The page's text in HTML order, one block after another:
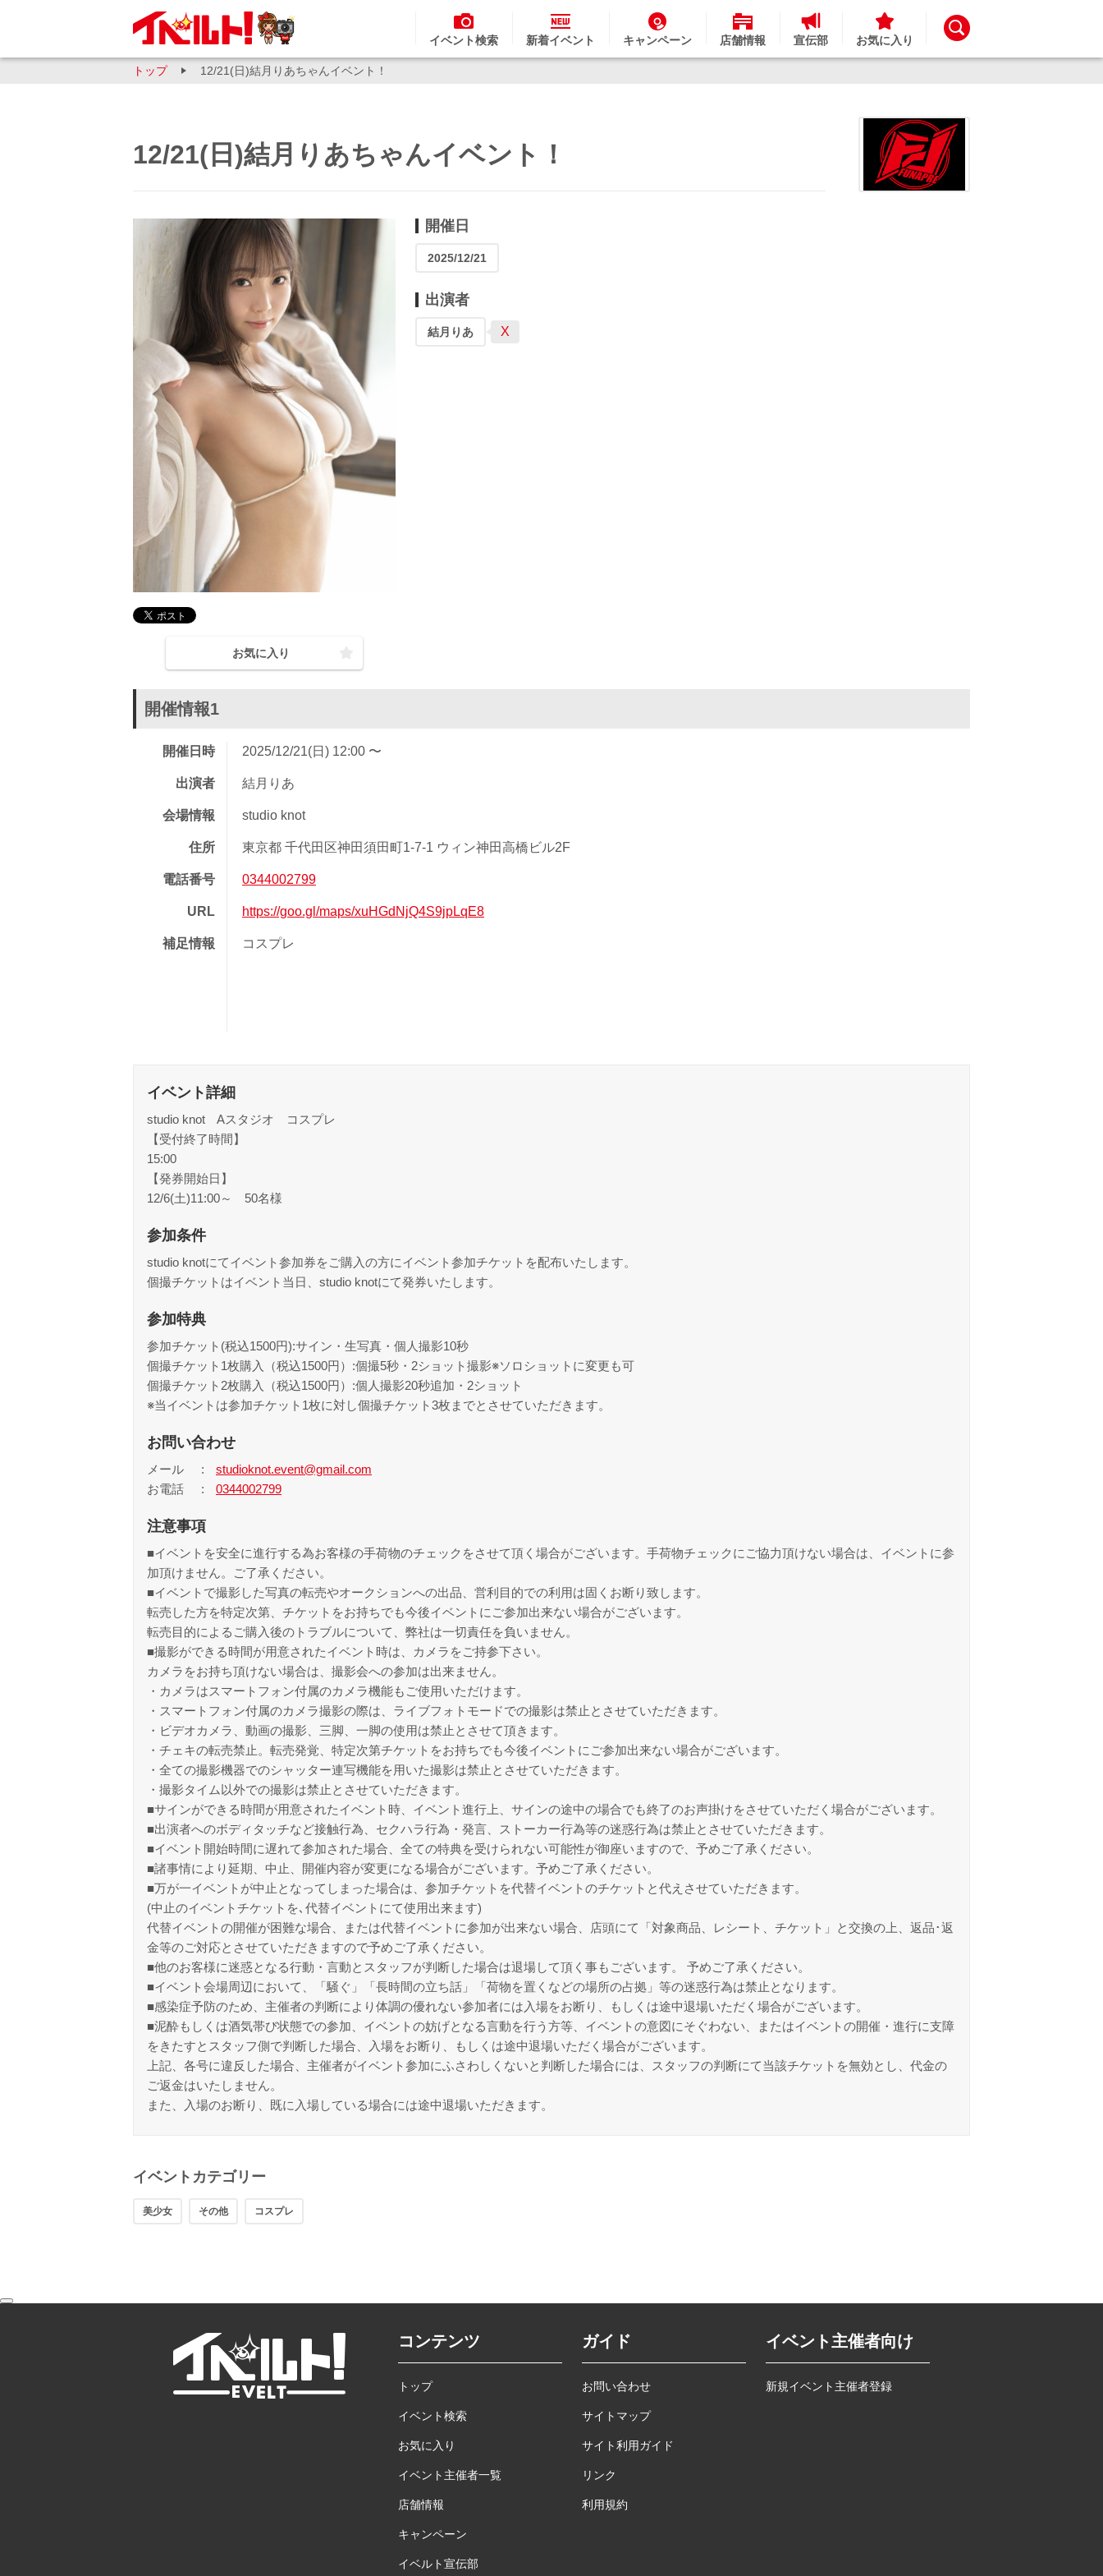
イベント検索 新着イベント キャンペーン 店舗情報 宣伝部 お気に入り
トップ 12/21(日)結月りあちゃんイベント！
12/21(日)結月りあちゃんイベント！
お気に入り
開催日
2025/12/21
出演者
結月りあ X
開催情報1
開催日時 2025/12/21(日) 12:00 〜
出演者 結月りあ
会場情報 studio knot
住所 東京都 千代田区神田須田町1-7-1 ウィン神田高橋ビル2F
電話番号 0344002799
URL https://goo.gl/maps/xuHGdNjQ4S9jpLqE8
補足情報 コスプレ
イベント詳細
studio knot Aスタジオ コスプレ
【受付終了時間】
15:00
【発券開始日】
12/6(土)11:00～ 50名様
参加条件
studio knotにてイベント参加券をご購入の方にイベント参加チケットを配布いたします。
個撮チケットはイベント当日、studio knotにて発券いたします。
参加特典
参加チケット(税込1500円):サイン・生写真・個人撮影10秒
個撮チケット1枚購入（税込1500円）:個撮5秒・2ショット撮影※ソロショットに変更も可
個撮チケット2枚購入（税込1500円）:個人撮影20秒追加・2ショット
※当イベントは参加チケット1枚に対し個撮チケット3枚までとさせていただきます。
お問い合わせ
メール
studioknot.event@gmail.com
お電話
0344002799
注意事項
■イベントを安全に進行する為お客様の手荷物のチェックをさせて頂く場合がございます。手荷物チェックにご協力頂けない場合は、イベントに参
加頂けません。ご了承ください。
■イベントで撮影した写真の転売やオークションへの出品、営利目的での利用は固くお断り致します。
転売した方を特定次第、チケットをお持ちでも今後イベントにご参加出来ない場合がございます。
転売目的によるご購入後のトラブルについて、弊社は一切責任を負いません。
■撮影ができる時間が用意されたイベント時は、カメラをご持参下さい。
カメラをお持ち頂けない場合は、撮影会への参加は出来ません。
・カメラはスマートフォン付属のカメラ機能もご使用いただけます。
・スマートフォン付属のカメラ撮影の際は、ライブフォトモードでの撮影は禁止とさせていただきます。
・ビデオカメラ、動画の撮影、三脚、一脚の使用は禁止とさせて頂きます。
・チェキの転売禁止。転売発覚、特定次第チケットをお持ちでも今後イベントにご参加出来ない場合がございます。
・全ての撮影機器でのシャッター連写機能を用いた撮影は禁止とさせていただきます。
・撮影タイム以外での撮影は禁止とさせていただきます。
■サインができる時間が用意されたイベント時、イベント進行上、サインの途中の場合でも終了のお声掛けをさせていただく場合がございます。
■出演者へのボディタッチなど接触行為、セクハラ行為・発言、ストーカー行為等の迷惑行為は禁止とさせていただきます。
■イベント開始時間に遅れて参加された場合、全ての特典を受けられない可能性が御座いますので、予めご了承ください。
■諸事情により延期、中止、開催内容が変更になる場合がございます。予めご了承ください。
■万が一イベントが中止となってしまった場合は、参加チケットを代替イベントのチケットと代えさせていただきます。
(中止のイベントチケットを､代替イベントにて使用出来ます)
代替イベントの開催が困難な場合、または代替イベントに参加が出来ない場合、店頭にて「対象商品、レシート、チケット」と交換の上、返品･返
金等のご対応とさせていただきますので予めご了承ください。
■他のお客様に迷惑となる行動・言動とスタッフが判断した場合は退場して頂く事もございます。 予めご了承ください。
■イベント会場周辺において、「騒ぐ」「長時間の立ち話」「荷物を置くなどの場所の占拠」等の迷惑行為は禁止となります。
■感染症予防のため、主催者の判断により体調の優れない参加者には入場をお断り、もしくは途中退場いただく場合がございます。
■泥酔もしくは酒気帯び状態での参加、イベントの妨げとなる言動を行う方等、イベントの意図にそぐわない、またはイベントの開催・進行に支障
をきたすとスタッフ側で判断した場合、入場をお断り、もしくは途中退場いただく場合がございます。
上記、各号に違反した場合、主催者がイベント参加にふさわしくないと判断した場合には、スタッフの判断にて当該チケットを無効とし、代金の
ご返金はいたしません。
また、入場のお断り、既に入場している場合には途中退場いただきます。
イベントカテゴリー
美少女 その他 コスプレ
コンテンツ
トップ
イベント検索
お気に入り
イベント主催者一覧
店舗情報
キャンペーン
イベルト宣伝部
ガイド
お問い合わせ
サイトマップ
サイト利用ガイド
リンク
利用規約
イベント主催者向け
新規イベント主催者登録